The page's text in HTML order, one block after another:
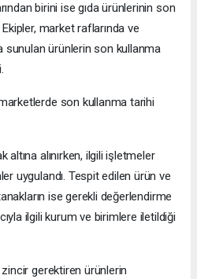
birini ise gıda ürünlerinin son
market raflarında ve
sunulan ürünlerin son kullanma
son kullanma tarihi
alınırken, ilgili işletmeler
uygulandı. Tespit edilen ürün ve
ise gerekli değerlendirme
ilgili kurum ve birimlere iletildiği
gerektiren ürünlerin